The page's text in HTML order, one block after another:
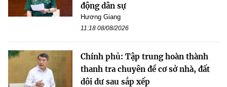
động dân sự
Hương Giang
11:18 08/08/2026
Chính phủ: Tập trung hoàn thành
thanh tra chuyên đề cơ sở nhà, đất
dôi dư sau sắp xếp